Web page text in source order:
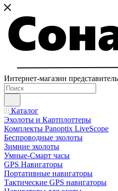
Интернет-магазин
Каталог
Эхолоты и Картплоттеры
Комплекты Panoptix LiveScope
Беспроводные эхолоты
Зимние эхолоты
Умные-Смарт часы
GPS Навигаторы
Портативные навигаторы
Тактические GPS навигаторы